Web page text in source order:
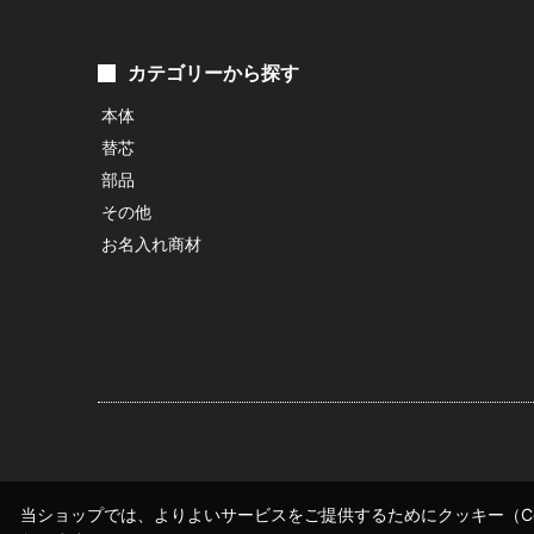
カテゴリーから探す
本体
替芯
部品
その他
お名入れ商材
当ショップでは、よりよいサービスをご提供するためにクッキー